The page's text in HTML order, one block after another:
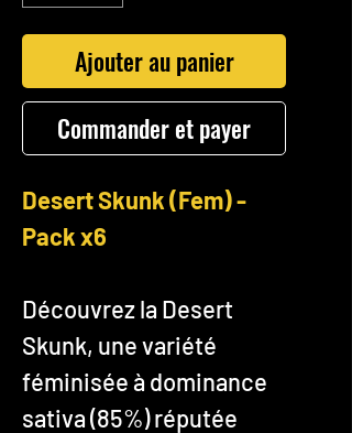
Ajouter au panier
Commander et payer
Desert Skunk (Fem) -
Pack x6
Découvrez la Desert
Skunk, une variété
féminisée à dominance
sativa (85%) réputée